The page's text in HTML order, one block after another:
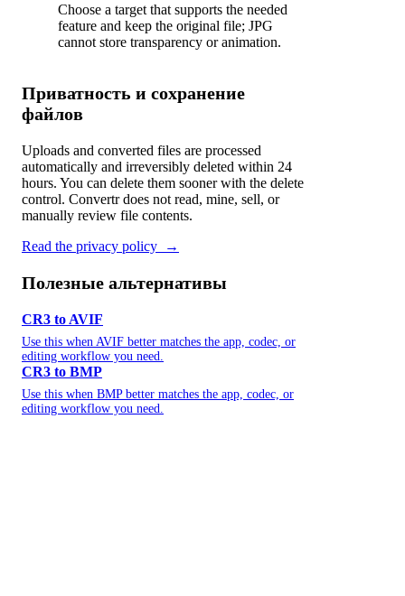
Choose a target that supports the needed
feature and keep the original file; JPG
cannot store transparency or animation.
Приватность и сохранение
файлов
Uploads and converted files are processed
automatically and irreversibly deleted within 24
hours. You can delete them sooner with the delete
control. Convertr does not read, mine, sell, or
manually review file contents.
Read the privacy policy
→
Полезные альтернативы
CR3 to AVIF
Use this when AVIF better matches the app, codec, or
editing workflow you need.
CR3 to BMP
Use this when BMP better matches the app, codec, or
editing workflow you need.